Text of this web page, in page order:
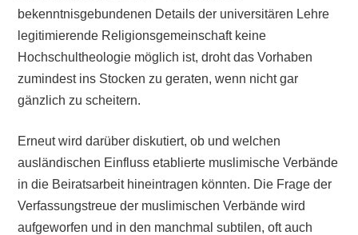
bekenntnisgebundenen Details der universitären Lehre
legitimierende Religionsgemeinschaft keine
Hochschultheologie möglich ist, droht das Vorhaben
zumindest ins Stocken zu geraten, wenn nicht gar
gänzlich zu scheitern.
Erneut wird darüber diskutiert, ob und welchen
ausländischen Einfluss etablierte muslimische Verbände
in die Beiratsarbeit hineintragen könnten. Die Frage der
Verfassungstreue der muslimischen Verbände wird
aufgeworfen und in den manchmal subtilen, oft auch